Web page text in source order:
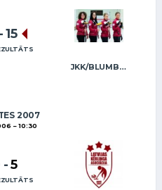
JKK/BLUMBERGA-BĒRZIŅA
- 15
2007
10:30
-5